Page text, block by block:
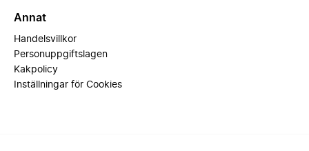
Annat
Handelsvillkor
Personuppgiftslagen
Kakpolicy
Inställningar för Cookies